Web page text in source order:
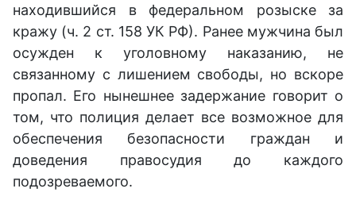
находившийся в федеральном розыске за
кражу (ч. 2 ст. 158 УК РФ). Ранее мужчина был
осужден к уголовному наказанию, не
связанному с лишением свободы, но вскоре
пропал. Его нынешнее задержание говорит о
том, что полиция делает все возможное для
обеспечения безопасности граждан и
доведения правосудия до каждого
подозреваемого.